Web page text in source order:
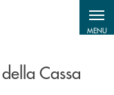
MENU
Cassa